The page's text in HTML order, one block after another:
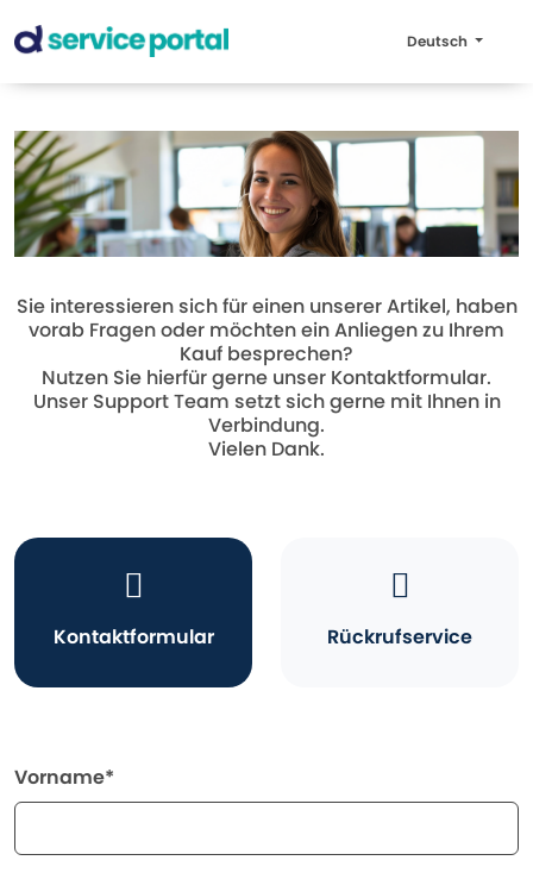
Deutsch
Sie interessieren sich für einen unserer Artikel, haben
vorab Fragen oder möchten ein Anliegen zu Ihrem
Kauf besprechen?
Nutzen Sie hierfür gerne unser Kontaktformular.
Unser Support Team setzt sich gerne mit Ihnen in
Verbindung.
Vielen Dank.
Kontaktformular Rückrufservice
Vorname*